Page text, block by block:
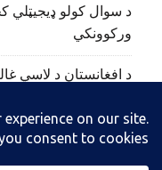
د سوال کولو
ورکوونکي
د افغانستان د لاسي